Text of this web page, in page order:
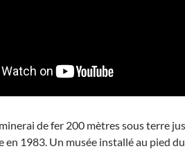
de fer 200 mètres sous terre
en 1983. Un musée installé au pied